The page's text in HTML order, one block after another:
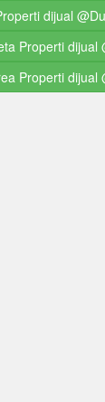
dijual
Properti dijual
Properti dijual